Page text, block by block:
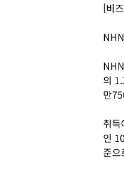
[비
의
만
취득
인
준으